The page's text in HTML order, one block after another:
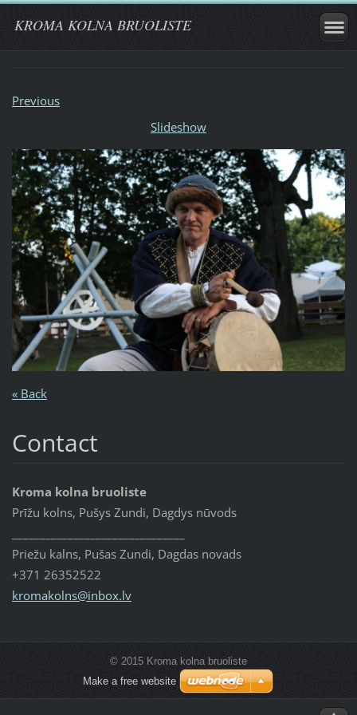
KROMA KOLNA BRUOLISTE
Previous
Slideshow
« Back
Contact
Kroma kolna bruoliste
Prīžu kolns, Pušys Zundi, Dagdys nūvods
Priežu kalns, Pušas Zundi, Dagdas novads
+371 26352522
kromakolns@inbox.lv
© 2015 Kroma kolna bruoliste
Make a free website